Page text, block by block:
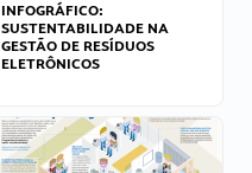
INFOGRÁFICO:
SUSTENTABILIDADE NA
GESTÃO DE RESÍDUOS
ELETRÔNICOS